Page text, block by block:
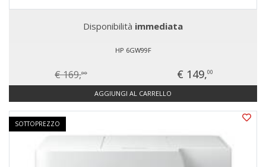
Disponibilità immediata
HP 6GW99F
€ 169,00 € 149,00
AGGIUNGI AL CARRELLO
SOTTOPREZZO